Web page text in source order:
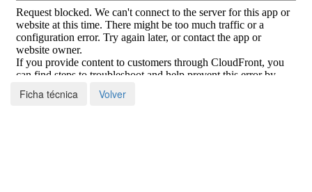
Ficha técnica Volver